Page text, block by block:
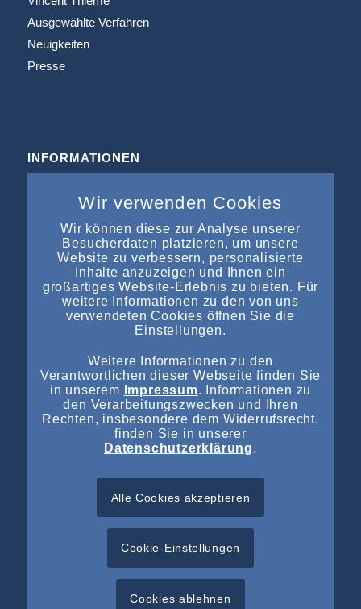
Ausgewählte Verfahren
Neuigkeiten
Presse
INFORMATIONEN
Impressum
Datenschutz
Kontakt
NEUESTE EINTRÄGE
Vorläufiges Insolvenzverfahren über das Vermögen der
Autohaus Staffel Gruppe angeordnet
Vorläufiges Insolvenzverfahren über das Vermögen der
Autohaus Staffel Gruppe angeordnet
Vorläufige Insolvenzverwaltung über das Vermögen der
Wir verwenden Cookies
Wir können diese zur Analyse unserer
Besucherdaten platzieren, um unsere
Website zu verbessern, personalisierte
Inhalte anzuzeigen und Ihnen ein
großartiges Website-Erlebnis zu bieten. Für
weitere Informationen zu den von uns
verwendeten Cookies öffnen Sie die
Einstellungen.
Weitere Informationen zu den
Verantwortlichen dieser Webseite finden Sie
in unserem
Impressum. Informationen zu
den Verarbeitungszwecken und Ihren
Rechten, insbesondere dem Widerrufsrecht,
finden Sie in unserer
Datenschutzerklärung.
Alle Cookies akzeptieren
Cookie-Einstellungen
Cookies ablehnen